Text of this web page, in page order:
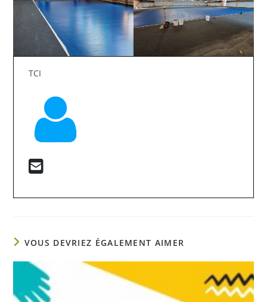
TCI
VOUS DEVRIEZ ÉGALEMENT AIMER